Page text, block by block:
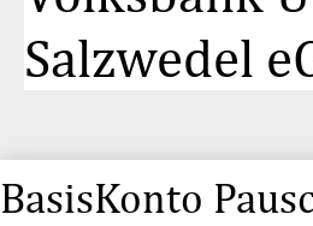
Salzwedel
BasisKonto